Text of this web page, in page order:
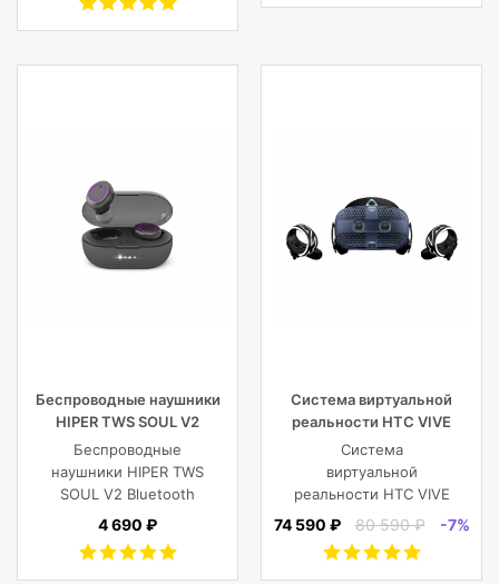
GB+1TB SSD/GF
MX350 2
Беспроводные наушники
HIPER TWS SOUL V2
Bluetooth 5.0 гарнитура Li-
Pol 2x43mAh+380mAh,
черный
Беспроводные
наушники HIPER TWS
SOUL V2 Bluetooth
5.0 гарнитура Li-Pol
Черный
4 690 ₽
Система виртуальной
реальности HTC VIVE
Cosmos
Система
виртуальной
реальности HTC VIVE
Cosmos
74 590 ₽ 80 590 ₽ -7%